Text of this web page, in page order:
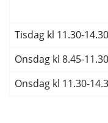
Tisdag kl 11.30-14.30
Onsdag kl 8.45-11.30
Onsdag kl 11.30-